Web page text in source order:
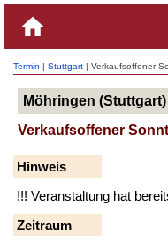
Termin | Stuttgart | Verkaufsoffener
Möhringen (Stuttgart)
Verkaufsoffener
Hinweis
!!! Veranstaltung hat
Zeitraum